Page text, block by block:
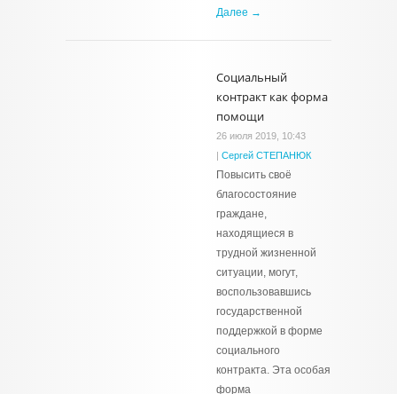
Далее →
Социальный
контракт как форма
помощи
26 июля 2019, 10:43
| Сергей СТЕПАНЮК
Повысить своё
благосостояние
граждане,
находящиеся в
трудной жизненной
ситуации, могут,
воспользовавшись
государственной
поддержкой в форме
социального
контракта. Эта особая
форма